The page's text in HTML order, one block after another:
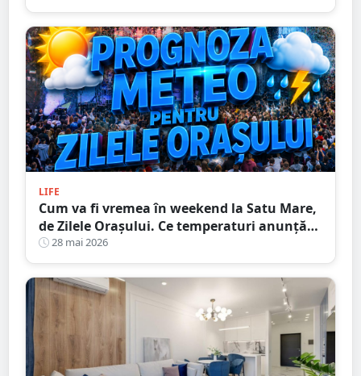
LIFE
Cum va fi vremea în weekend la Satu Mare,
de Zilele Orașului. Ce temperaturi anunță
meteorologii
28 mai 2026